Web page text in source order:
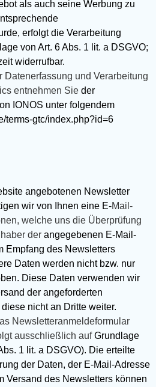
als auch seine Werbung zu
erfolgt die Verarbeitung
von Art. 6 Abs. 1 lit. a DSGVO;
widerrufbar.
Datenerfassung und Verarbeitung
entnehmen Sie der
IONOS unter folgendem
terms-gtc/index.php?id=6
angebotenen Newsletter
wir von Ihnen eine E-Mail-
welche uns die Überprüfung
der angegebenen E-Mail-
Empfang des Newsletters
Daten werden nicht bzw. nur
Diese Daten verwenden wir
der angeforderten
nicht an Dritte weiter.
Newsletteranmeldeformular
ausschließlich aufGrundlage
1 lit. a DSGVO). Die erteilte
der Daten, der E-Mail-Adresse
Versand des Newsletters können